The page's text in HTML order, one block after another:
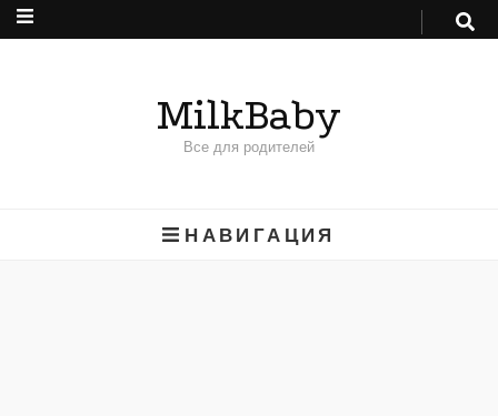
MilkBaby
Все для родителей
НАВИГАЦИЯ